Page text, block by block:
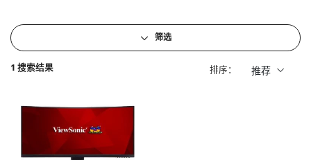
筛选
1 搜索结果 排序： 推荐